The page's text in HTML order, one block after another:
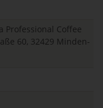
Coffee
60, 32429 Minden-